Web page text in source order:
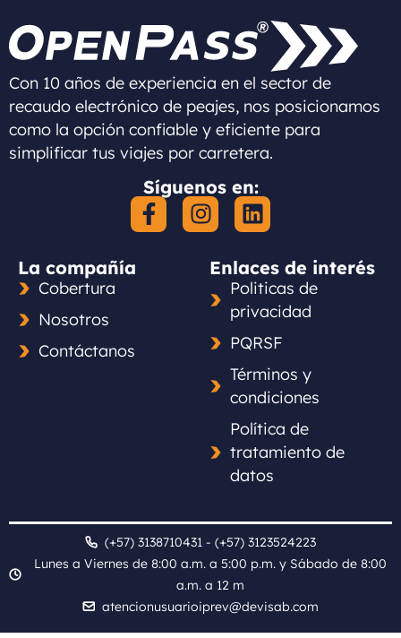
Con 10 años de experiencia en el sector de
recaudo electrónico de peajes, nos posicionamos
como la opción confiable y eficiente para
simplificar tus viajes por carretera.
Síguenos en:
La compañía
Cobertura
Nosotros
Contáctanos
Enlaces de interés
Politicas de
privacidad
PQRSF
Términos y
condiciones
Política de
tratamiento de
datos
(+57) 3138710431 - (+57) 3123524223
Lunes a Viernes de 8:00 a.m. a 5:00 p.m. y Sábado de 8:00
a.m. a 12 m
atencionusuarioiprev@devisab.com